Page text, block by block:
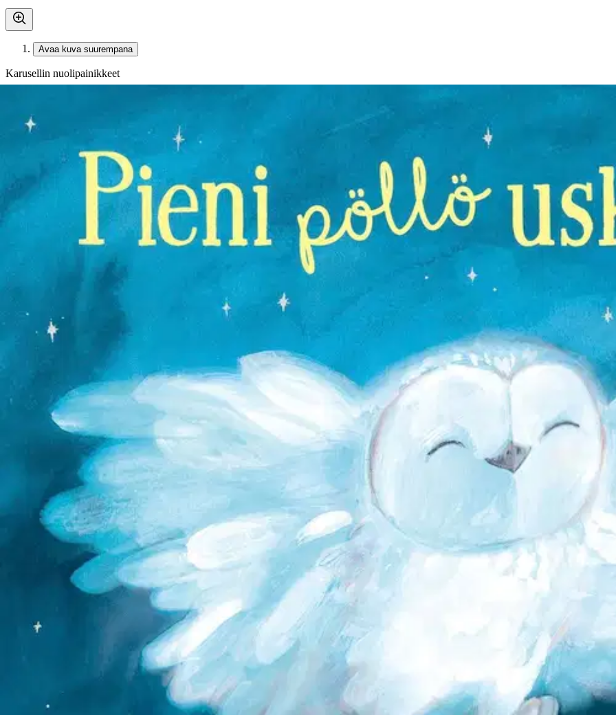
Avaa kuva suurempana
Karusellin nuolipainikkeet
Stansbie, Pieni pöllö uskaltaa
Asiakasomistajahinta
Hinta ilman S-Etukorttia:
Kotiin tai noutopisteeseenAlk. 0 €
Ilmainen toimitus yli 100 €:n tilauksille Postin pakettiautomaattiin tai
Etu ei koske Suuri‑lisäpalvelulla toimitettavia tuotteita.
Tarkista myymäläsaatavuus
Ei saatavilla
Tuotekuvaus
”Aina kun putoat, opit jotain uutta.” Pikkupöllö yrittää nousta ensimmäistä kertaa siivilleen, mutta putoaakin maahan kuin kivi. Koko
aina hankala. Epäonnistumiset kuuluvat asiaan – silloin täytyy vain uskaltaa! Hellä tarina kertoo rohkeudesta, sitkeydestä ja